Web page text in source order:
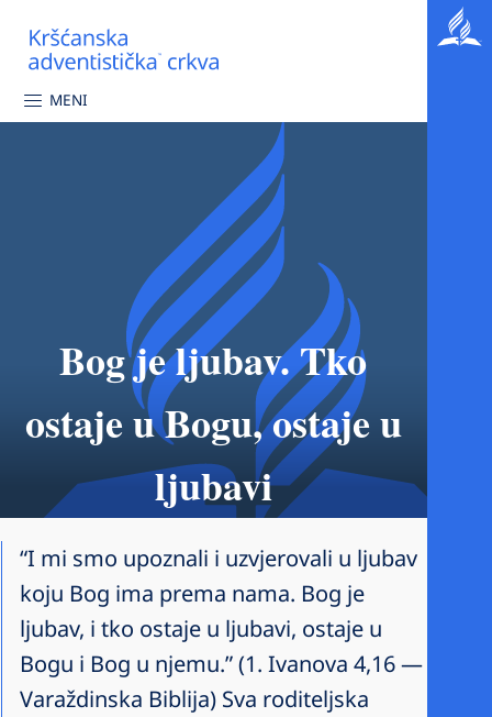
MENI
Bog je ljubav. Tko
ostaje u Bogu, ostaje u
ljubavi
“I mi smo upoznali i uzvjerovali u ljubav
koju Bog ima prema nama. Bog je
ljubav, i tko ostaje u ljubavi, ostaje u
Bogu i Bog u njemu.” (1. Ivanova 4,16 —
Varaždinska Biblija) Sva roditeljska